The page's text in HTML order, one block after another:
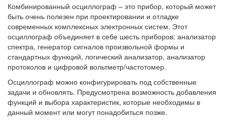
Комбинированный осциллограф – это прибор, который может
быть очень полезен при проектировании и отладке
современных комплексных электронных систем. Этот
осциллограф объединяет в себе шесть приборов: анализатор
спектра, генератор сигналов произвольной формы и
стандартных функций, логический анализатор, анализатор
протоколов и цифровой вольтметр/частотомер.
Осциллограф можно конфигурировать под собственные
задачи и обновлять. Предусмотрена возможность добавления
функций и выбора характеристик, которые необходимы в
данный момент или могут понадобиться позже.